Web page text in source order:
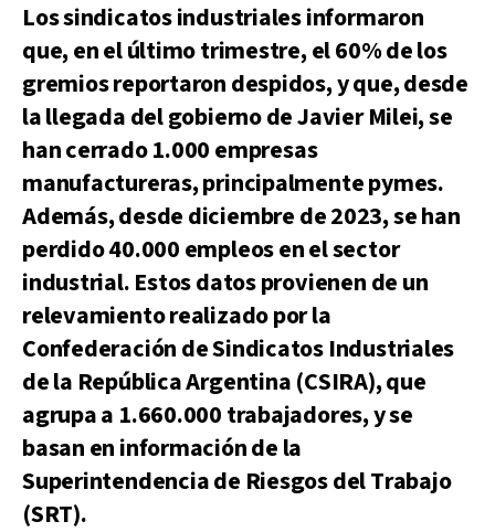
Los sindicatos industriales informaron
que, en el último trimestre, el 60% de los
gremios reportaron despidos, y que, desde
la llegada del gobierno de Javier Milei, se
han cerrado 1.000 empresas
manufactureras, principalmente pymes.
Además, desde diciembre de 2023, se han
perdido 40.000 empleos en el sector
industrial. Estos datos provienen de un
relevamiento realizado por la
Confederación de Sindicatos Industriales
de la República Argentina (CSIRA), que
agrupa a 1.660.000 trabajadores, y se
basan en información de la
Superintendencia de Riesgos del Trabajo
(SRT).